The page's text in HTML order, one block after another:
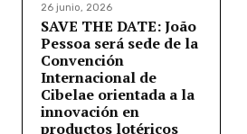
26 junio, 2026
SAVE THE DATE: João
Pessoa será sede de la
Convención
Internacional de
Cibelae orientada a la
innovación en
productos lotéricos